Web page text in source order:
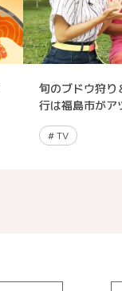
旬のブドウ狩り
行は福島市がア
#TV